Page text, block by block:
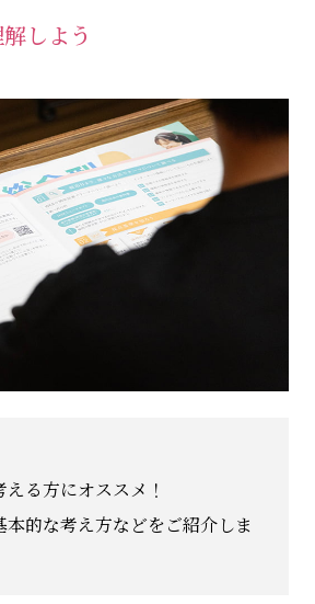
しよう
る方にオススメ！
本的な考え方などをご紹介しま